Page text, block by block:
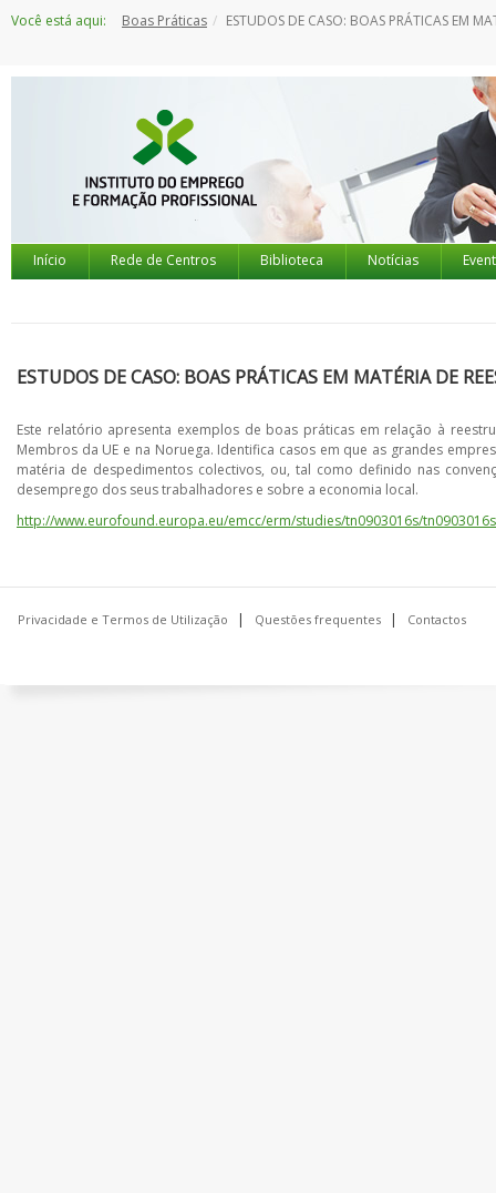
paraVocê está aqui: Boas Práticas ESTUDOS DE CASO: BOAS PRÁTICAS EM MATÉRIA DE REESTRUTURAÇÕES NAS
Início Rede de Centros Biblioteca Notícias
ESTUDOS DE CASO: BOAS PRÁTICAS EM MATÉRIA DE
Este relatório apresenta exemplos de boas práticas em relação à
Membros da UE e na Noruega. Identifica casos em que as grandes
matéria de despedimentos colectivos, ou, tal como definido nas
desemprego dos seus trabalhadores e sobre a economia local.
http://www.eurofound.europa.eu/emcc/erm/studies/tn0903016s/
Privacidade e Termos de Utilização Questões frequentes Contactos